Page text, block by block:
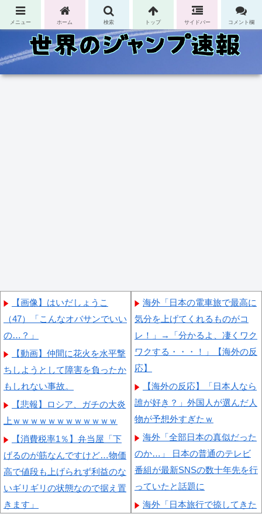
コンテンツへスキップ
【画像】はいだしょうこ
（47）「こんなオバサンでいい
の…？」
【動画】仲間に花火を水平撃
ちしようとして障害を負ったか
もしれない事故。
【悲報】ロシア、ガチの大炎
上ｗｗｗｗｗｗｗｗｗｗｗｗ
【消費税率1％】弁当屋「下
げるのが筋なんですけど…物価
高で値段も上げられず利益のな
いギリギリの状態なので据え置
きます」
海外「日本の電車旅で最高に
気分を上げてくれるものがコ
レ！」→「分かるよ、凄くワク
ワクする・・・！」【海外の反
応】
【海外の反応】「日本人なら
誰が好き？」外国人が選んだ人
物が予想外すぎたｗ
海外「全部日本の真似だった
のか…」 日本の普通のテレビ
番組が最新SNSの数十年先を行
っていたと話題に
海外「日本旅行で捺してきた
メニュー ホーム 検索 トップ サイドバー コメント欄